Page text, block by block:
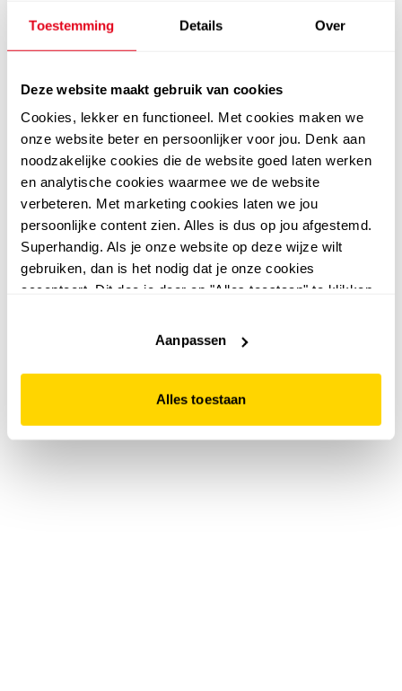
Toestemming Details Over
Deze website maakt gebruik van cookies
Cookies, lekker en functioneel. Met cookies maken we
onze website beter en persoonlijker voor jou. Denk aan
noodzakelijke cookies die de website goed laten werken
en analytische cookies waarmee we de website
verbeteren. Met marketing cookies laten we jou
persoonlijke content zien. Alles is dus op jou afgestemd.
Superhandig. Als je onze website op deze wijze wilt
gebruiken, dan is het nodig dat je onze cookies
accepteert. Dit doe je door op "Alles toestaan" te klikken.
website niet optimaal functioneert.
Aanpassen
Alles toestaan